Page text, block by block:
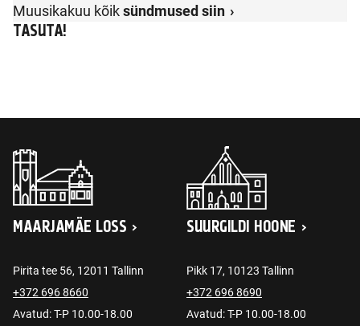
Muusikakuu kõiksündmused siin
TASUTA!
MAARJAMÄE LOSS
Pirita tee 56, 12011 Tallinn
+372 696 8660
Avatud: T-P 10.00-18.00
SUURGILDI HOONE
Pikk 17, 10123 Tallinn
+372 696 8690
Avatud: T-P 10.00-18.00